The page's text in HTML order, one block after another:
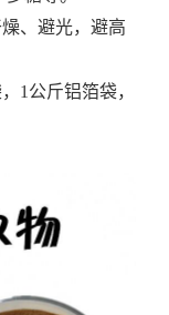
、避光，避高
1公斤铝箔袋，